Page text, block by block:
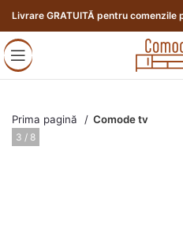
Livrare GRATUITĂ pentru comenzile
Prima pagină Comode tv
3 / 8